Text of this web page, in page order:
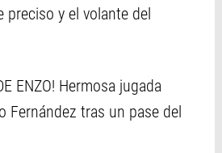
preciso y el volante del
ENZO! Hermosa jugada
Fernández tras un pase del